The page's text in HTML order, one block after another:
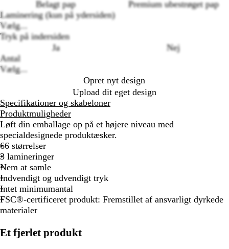
Loading
options
Belagt pap
Premium ubestrøget pap
Laminering (kun på ydersiden)
Vælg...
Tryk på indersiden
Ja
Nej
Antal
Vælg...
Opret nyt design
Upload dit eget design
Specifikationer og skabeloner
Produktmuligheder
Løft din emballage op på et højere niveau med
specialdesignede produktæsker.
66 størrelser
3 lamineringer
Nem at samle
Indvendigt og udvendigt tryk
Intet minimumantal
FSC®-certificeret produkt: Fremstillet af ansvarligt dyrkede
materialer
Et fjerlet produkt